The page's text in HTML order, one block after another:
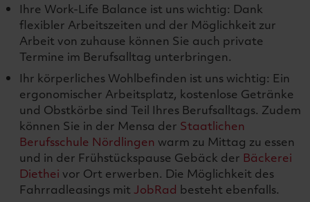
Ihre Work-Life Balance ist uns wichtig: Dank
flexibler Arbeitszeiten und der Möglichkeit zur
Arbeit von zuhause können Sie auch private
Termine im Berufsalltag unterbringen.
Ihr körperliches Wohlbefinden ist uns wichtig: Ein
ergonomischer Arbeitsplatz, kostenlose Getränke
und Obstkörbe sind Teil Ihres Berufsalltags. Zudem
können Sie in der Mensa der Staatlichen
Berufsschule Nördlingen warm zu Mittag zu essen
und in der Frühstückspause Gebäck der Bäckerei
Diethei vor Ort erwerben. Die Möglichkeit des
Fahrradleasings mit JobRad besteht ebenfalls.